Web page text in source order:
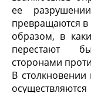
ее
превращаются
образом, в
перестают
сторонами
В